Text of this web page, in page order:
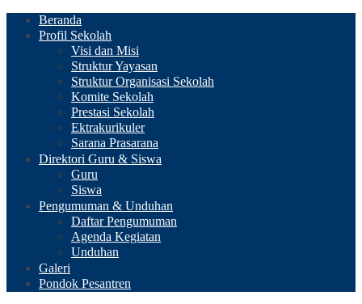
Beranda
Profil Sekolah
Visi dan Misi
Struktur Yayasan
Struktur Organisasi Sekolah
Komite Sekolah
Prestasi Sekolah
Ektrakurikuler
Sarana Prasarana
Direktori Guru & Siswa
Guru
Siswa
Pengumuman & Unduhan
Daftar Pengumuman
Agenda Kegiatan
Unduhan
Galeri
Pondok Pesantren